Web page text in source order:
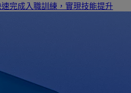
速完成入職訓練，實現技能提升